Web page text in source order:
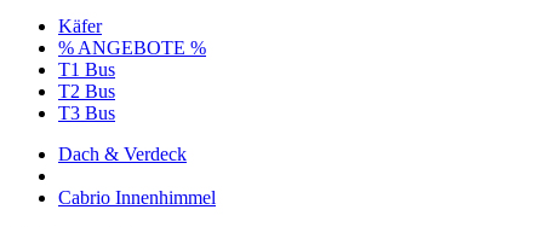
Käfer
% ANGEBOTE %
T1 Bus
T2 Bus
T3 Bus
Dach & Verdeck
Cabrio Innenhimmel